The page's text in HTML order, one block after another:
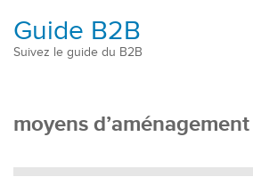
Guide B2B
Suivez le guide du B2B
moyens d’aménagement